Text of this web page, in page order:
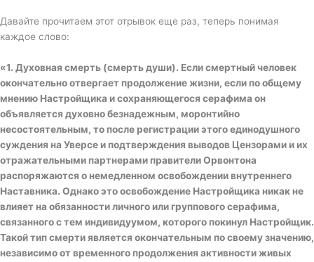
Давайте прочитаем этот отрывок еще раз, теперь понимая
каждое слово:
«1. Духовная смерть (смерть души). Если смертный человек
окончательно отвергает продолжение жизни, если по общему
мнению Настройщика и сохраняющегося серафима он
объявляется духовно безнадежным, моронтийно
несостоятельным, то после регистрации этого единодушного
суждения на Уверсе и подтверждения выводов Цензорами и их
отражательными партнерами правители Орвонтона
распоряжаются о немедленном освобождении внутреннего
Наставника. Однако это освобождение Настройщика никак не
влияет на обязанности личного или группового серафима,
связанного с тем индивидуумом, которого покинул Настройщик.
Такой тип смерти является окончательным по своему значению,
независимо от временного продолжения активности живых